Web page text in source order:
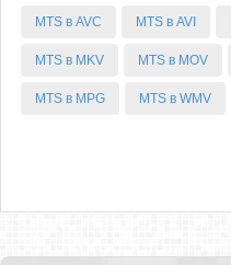
MTS в AVC MTS в AVI
MTS в MKV MTS в MOV
MTS в MPG MTS в WMV